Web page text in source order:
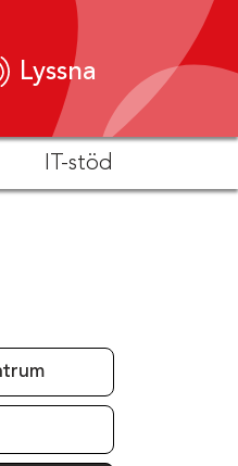
Lyssna
IT-stöd